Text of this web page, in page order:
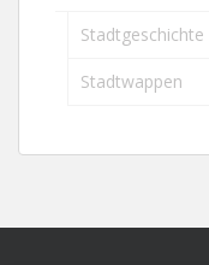
Stadtgeschichte
Stadtwappen